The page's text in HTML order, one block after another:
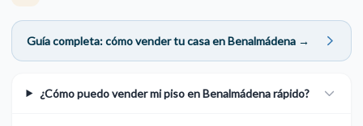
Guía completa: cómo vender tu casa en Benalmádena →
¿Cómo puedo vender mi piso en Benalmádena rápido?